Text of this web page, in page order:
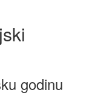
godinu